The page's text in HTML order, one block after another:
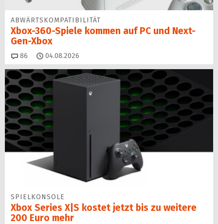
ABWÄRTSKOMPATIBILITÄT
Xbox-360-Spiele kommen auf PC und Next-
Gen-Xbox
86 Kommentare
04.08.2026
SPIELKONSOLE
Xbox Series X|S kostet jetzt bis zu weitere
200 Euro mehr